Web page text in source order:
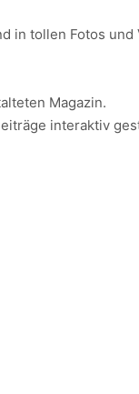
in tollen Fotos und
Magazin.
interaktiv